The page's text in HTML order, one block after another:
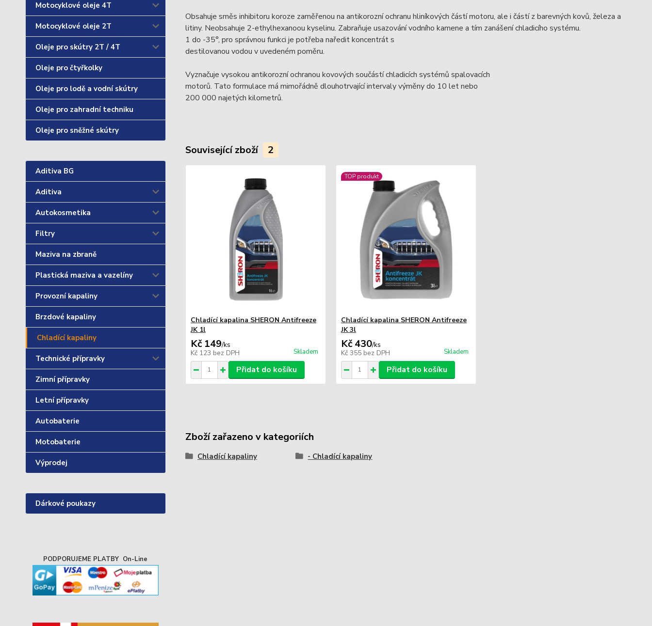
Motocyklové oleje 4T
Motocyklové oleje 2T
Oleje pro skútry 2T / 4T
Oleje pro čtyřkolky
Oleje pro lodě a vodní skútry
Oleje pro zahradní techniku
Oleje pro sněžné skútry
Aditiva BG
Aditiva
Autokosmetika
Filtry
Maziva na zbraně
Plastická maziva a vazelíny
Provozní kapaliny
Brzdové kapaliny
Chladící kapaliny
Technické přípravky
Zimní přípravky
Letní přípravky
Autobaterie
Motobaterie
Výprodej
Dárkové poukazy
PODPORUJEME PLATBY On-Line
Obsahuje směs inhibitoru koroze zaměřenou na antikorozní ochranu hliníkových částí motoru, ale i částí z barevných kovů, železa a
litiny. Neobsahuje 2-ethylhexanoou kyselinu. Zabraňuje usazování vodního kamene a tím zanášení chladicího systému.
1 do -35°, pro správnou funkci je potřeba naředit koncentrát s
destilovanou vodou v uvedeném poměru.
Vyznačuje vysokou antikorozní ochranou kovových součástí chladicích systémů spalovacích
motorů. Tato formulace má mimořádně dlouhotrvající intervaly výměny do 10 let nebo
200 000 najetých kilometrů.
Související zboží 2
Chladící kapalina SHERON Antifreeze
JK 1l
Kč 149/ks
Kč 123 bez DPH Skladem
Přidat do košíku
TOP produkt
Chladící kapalina SHERON Antifreeze
JK 3l
Kč 430/ks
Kč 355 bez DPH Skladem
Přidat do košíku
Zboží zařazeno v kategoriích
Chladící kapaliny - Chladící kapaliny